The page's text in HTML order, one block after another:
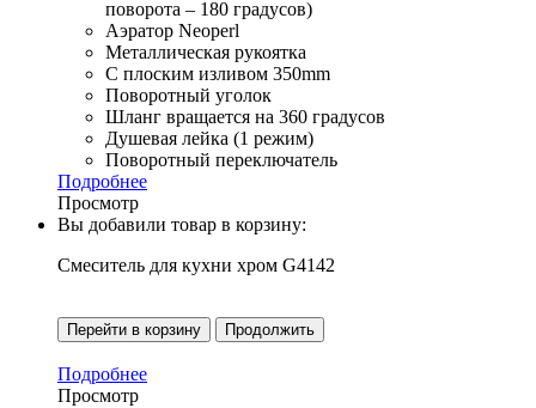
поворота – 180 градусов)
Аэратор Neoperl
Металлическая рукоятка
С плоским изливом 350mm
Поворотный уголок
Шланг вращается на 360 градусов
Душевая лейка (1 режим)
Поворотный переключатель
Подробнее
Просмотр
Вы добавили товар в корзину:
Смеситель для кухни хром G4142
Перейти в корзину Продолжить
Подробнее
Просмотр